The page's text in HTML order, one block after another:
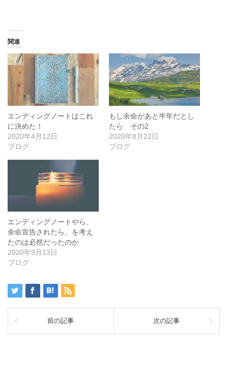
関連
エンディングノートはこれ
に決めた！
2020年4月12日
ブログ
もし余命があと半年だとし
たら その2
2020年8月22日
ブログ
エンディングノートやら、
余命宣告されたら、を考え
たのは必然だったのか
2020年9月13日
ブログ
前の記事 次の記事